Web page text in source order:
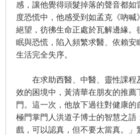
感，讓他覺得頭髮掉落的聲音都如
度恐慌中，他感受到如孟克《吶喊
絕望，彷彿生命正處於瓦解邊緣。
眠與恐慌，陷入頻繁求醫、依賴安
生活完全失序。
在求助西醫、中醫、靈性課程
效的困境中，黃清華在朋友的推薦
門。這一次，他放下過往對健康的
極門掌門人洪道子博士的智慧之語
戲，可以認真，但不要太當真。」